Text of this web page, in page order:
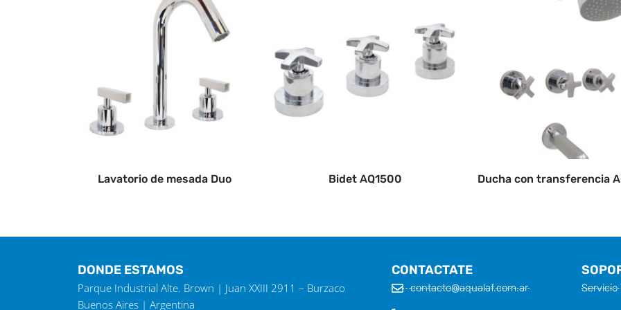
Lavatorio de mesada Duo Bidet AQ1500 Ducha con transferencia
DONDE ESTAMOS
Parque Industrial Alte. Brown | Juan XXIII 2911 – Burzaco
Buenos Aires | Argentina
CONTACTATE
contacto@aqualaf.com.ar Servicio